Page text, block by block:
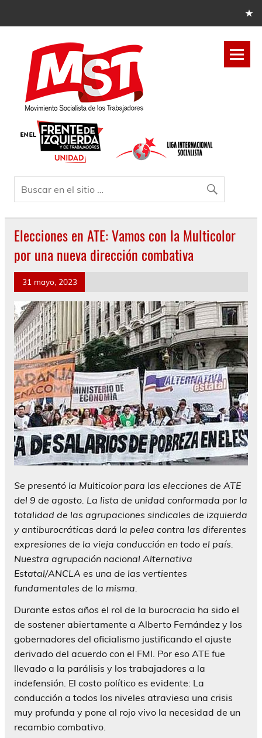
Elecciones en ATE: Vamos con la Multicolor
por una nueva dirección combativa
31 mayo, 2023
Se presentó la Multicolor para las elecciones de ATE
del 9 de agosto. La lista de unidad conformada por la
totalidad de las agrupaciones sindicales de izquierda
y antiburocráticas dará la pelea contra las diferentes
expresiones de la vieja conducción en todo el país.
Nuestra agrupación nacional Alternativa
Estatal/ANCLA es una de las vertientes
fundamentales de la misma.
Durante estos años el rol de la burocracia ha sido el
de sostener abiertamente a Alberto Fernández y los
gobernadores del oficialismo justificando el ajuste
derivado del acuerdo con el FMI. Por eso ATE fue
llevado a la parálisis y los trabajadores a la
indefensión. El costo político es evidente: La
conducción a todos los niveles atraviesa una crisis
muy profunda y pone al rojo vivo la necesidad de un
recambio combativo.